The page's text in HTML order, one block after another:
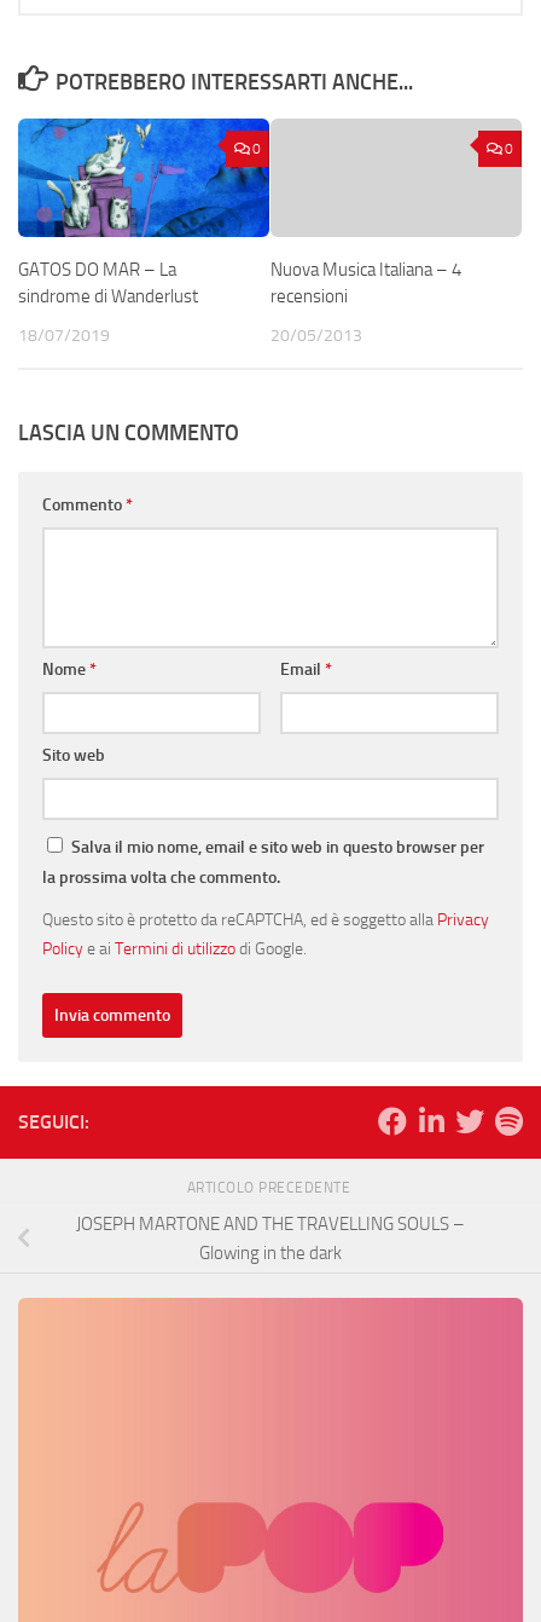
POTREBBERO INTERESSARTI ANCHE...
0
GATOS DO MAR – La
sindrome di Wanderlust
18/07/2019
0
Nuova Musica Italiana – 4
recensioni
20/05/2013
LASCIA UN COMMENTO
Commento*
Nome* Email *
Sito web
Salva il mio nome, email e sito web in questo browser per
la prossima volta che commento.
Questo sito è protetto da reCAPTCHA, ed è soggetto alla Privacy
Policye ai Termini di utilizzodi Google.
SEGUICI:
ARTICOLO PRECEDENTE
JOSEPH MARTONE AND THE TRAVELLING SOULS –
Glowing in the dark